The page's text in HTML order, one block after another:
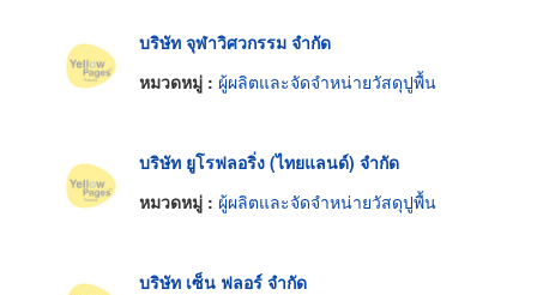
บริษัท จุฬาวิศวกรรม จำกัด
หมวดหมู่ : ผู้ผลิตและจัดจำหน่ายวัสดุปูพื้น
บริษัท ยูโรฟลอริ่ง (ไทยแลนด์) จำกัด
หมวดหมู่ : ผู้ผลิตและจัดจำหน่ายวัสดุปูพื้น
บริษัท เซ็น ฟลอร์ จำกัด